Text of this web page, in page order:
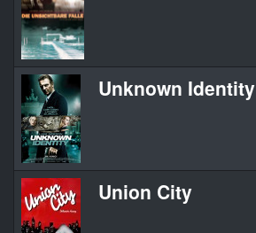
Unknown Identity
Union City